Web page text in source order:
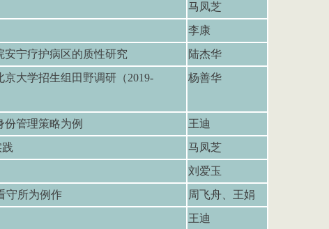
马凤芝
李康
宁疗护病区的质性研究 陆杰华
大学招生组田野调研（2019-
杨善华
管理策略为例
王迪
马凤芝
刘爱玉
守所为例作
周飞舟、王娟
王迪